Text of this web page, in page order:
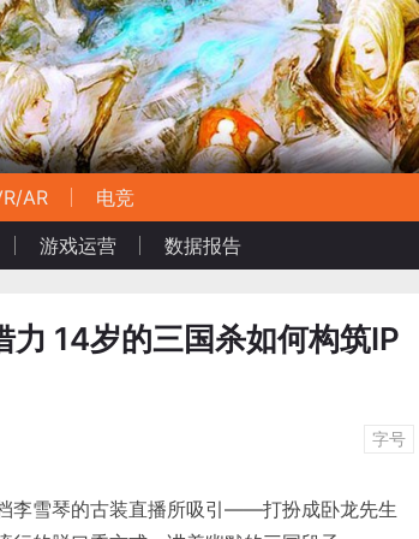
AR
电竞
游戏运营 数据报告
14岁的三国杀如何构筑IP
字号
李雪琴的古装直播所吸引——打扮成卧龙先生